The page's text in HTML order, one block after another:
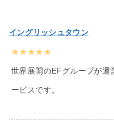
イングリッシュタウン
★★★★★
世界展開のEFグループが運
ービスです。